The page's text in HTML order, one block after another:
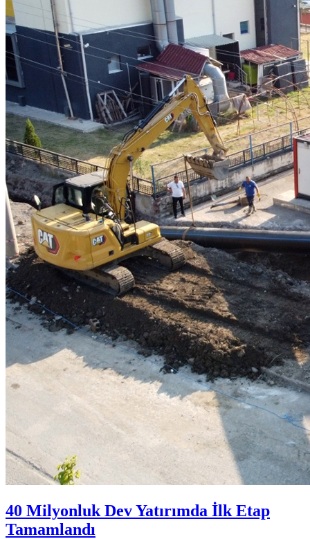
40 Milyonluk Dev Yatırımda İlk Etap
Tamamlandı